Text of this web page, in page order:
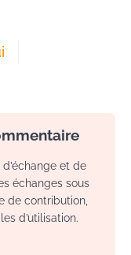
et de
échanges sous
de contribution,
d’utilisation.